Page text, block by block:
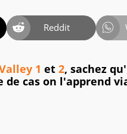
Reddit
1 et 2, sachez
de cas on l'apprend